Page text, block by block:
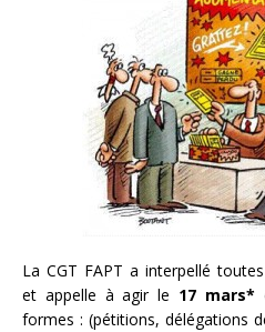
La CGT FAPT a interpellé
et appelle à agir le 17 mars*
formes : (pétitions, délégations